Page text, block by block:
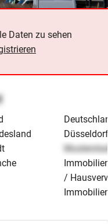
Daten zu sehen
Düsseldorf
/